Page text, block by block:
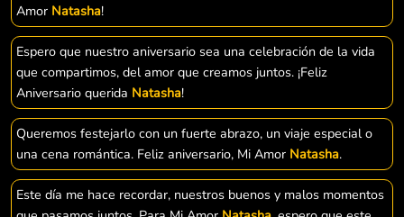
Amor Natasha!
Espero que nuestro aniversario sea una celebración de la vida
que compartimos, del amor que creamos juntos. ¡Feliz
Aniversario querida Natasha!
Queremos festejarlo con un fuerte abrazo, un viaje especial o
una cena romántica. Feliz aniversario, Mi Amor Natasha.
Este día me hace recordar, nuestros buenos y malos momentos